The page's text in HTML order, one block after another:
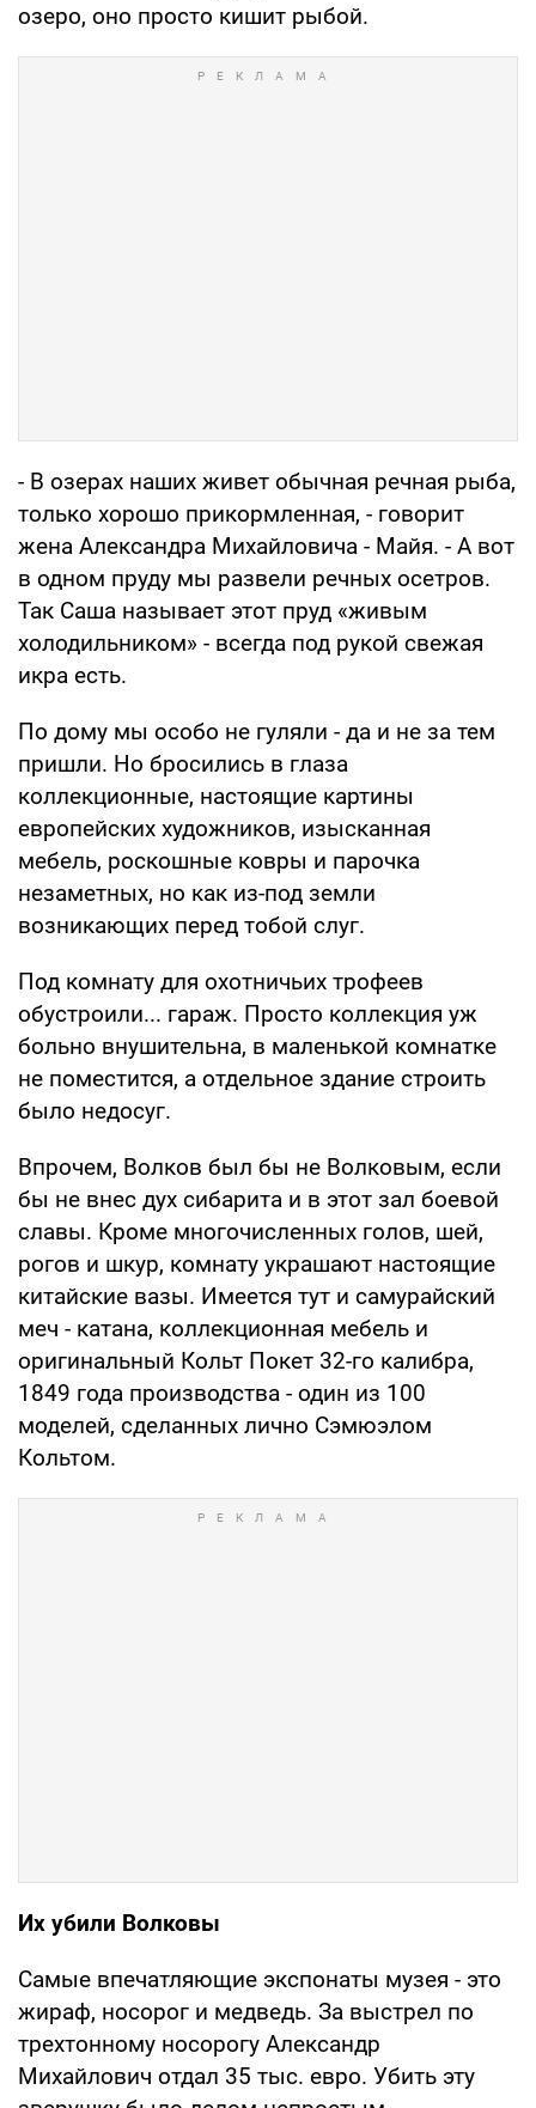
озеро, оно просто кишит рыбой.
- В озерах наших живет обычная речная рыба,
только хорошо прикормленная, - говорит
жена Александра Михайловича - Майя. - А вот
в одном пруду мы развели речных осетров.
Так Саша называет этот пруд «живым
холодильником» - всегда под рукой свежая
икра есть.
По дому мы особо не гуляли - да и не за тем
пришли. Но бросились в глаза
коллекционные, настоящие картины
европейских художников, изысканная
мебель, роскошные ковры и парочка
незаметных, но как из-под земли
возникающих перед тобой слуг.
Под комнату для охотничьих трофеев
обустроили... гараж. Просто коллекция уж
больно внушительна, в маленькой комнатке
не поместится, а отдельное здание строить
было недосуг.
Впрочем, Волков был бы не Волковым, если
бы не внес дух сибарита и в этот зал боевой
славы. Кроме многочисленных голов, шей,
рогов и шкур, комнату украшают настоящие
китайские вазы. Имеется тут и самурайский
меч - катана, коллекционная мебель и
оригинальный Кольт Покет 32-го калибра,
1849 года производства - один из 100
моделей, сделанных лично Сэмюэлом
Кольтом.
Их убили Волковы
Самые впечатляющие экспонаты музея - это
жираф, носорог и медведь. За выстрел по
трехтонному носорогу Александр
Михайлович отдал 35 тыс. евро. Убить эту